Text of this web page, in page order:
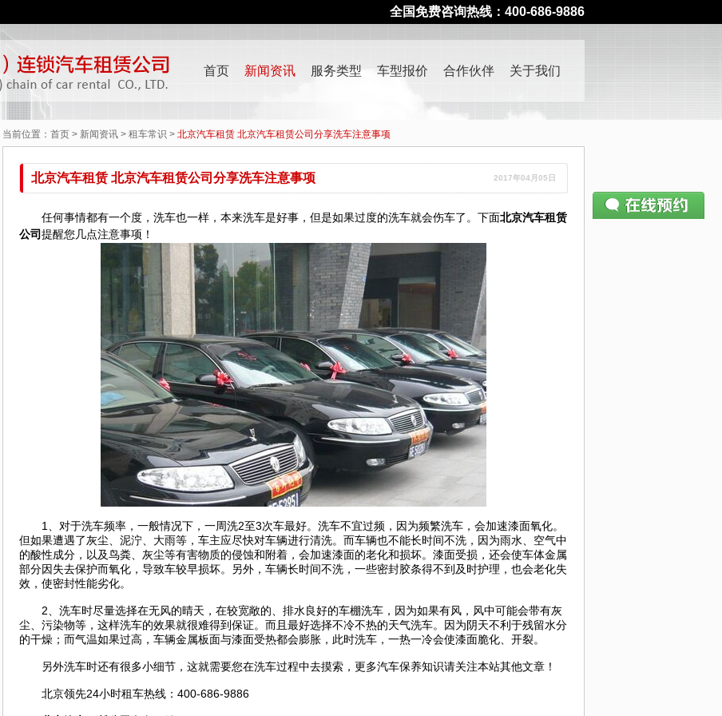
全国免费咨询热线：400-686-9886
首页 新闻资讯 服务类型 车型报价 合作伙伴 关于我们
当前位置： 首页 > 新闻资讯 > 租车常识 > 北京汽车租赁 北京汽车租赁公司分享洗车注意事项
2017年04月05日
北京汽车租赁 北京汽车租赁公司分享洗车注意事项
任何事情都有一个度，洗车也一样，本来洗车是好事，但是如果过度的洗车就会伤车了。下面北京汽车租赁
公司提醒您几点注意事项！
1、对于洗车频率，一般情况下，一周洗2至3次车最好。洗车不宜过频，因为频繁洗车，会加速漆面氧化。
但如果遭遇了灰尘、泥泞、大雨等，车主应尽快对车辆进行清洗。而车辆也不能长时间不洗，因为雨水、空气中
的酸性成分，以及鸟粪、灰尘等有害物质的侵蚀和附着，会加速漆面的老化和损坏。漆面受损，还会使车体金属
部分因失去保护而氧化，导致车较早损坏。另外，车辆长时间不洗，一些密封胶条得不到及时护理，也会老化失
效，使密封性能劣化。
2、洗车时尽量选择在无风的晴天，在较宽敞的、排水良好的车棚洗车，因为如果有风，风中可能会带有灰
尘、污染物等，这样洗车的效果就很难得到保证。而且最好选择不冷不热的天气洗车。因为阴天不利于残留水分
的干燥；而气温如果过高，车辆金属板面与漆面受热都会膨胀，此时洗车，一热一冷会使漆面脆化、开裂。
另外洗车时还有很多小细节，这就需要您在洗车过程中去摸索，更多汽车保养知识请关注本站其他文章！
北京领先24小时租车热线：400-686-9886
姓名：
路线：
说明：